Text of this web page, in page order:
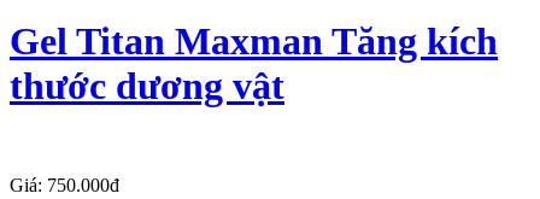
Gel Titan Maxman Tăng kích
thước dương vật
Giá: 750.000đ